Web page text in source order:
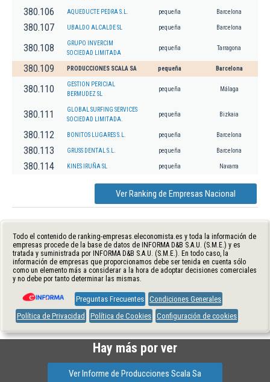
380.106 AQUEDUCTE PEDRA S.L. pequeña Barcelona
380.107 UBALDO ALCALDE SL pequeña Barcelona
380.108
GRUPO INVERCIM
SOCIEDAD LIMITADA
pequeña Tarragona
380.109 PRODUCCIONES SCALA SA pequeña Barcelona
380.110
GESTION PERICIAL
BERMUDEZ SL
pequeña Málaga
380.111
GLOBAL SURFING SERVICES
SOCIEDAD LIMITADA.
pequeña Bizkaia
380.112 BONITOS LUGARES S.L. pequeña Barcelona
380.113 GRUSS DENTAL S.L. pequeña Barcelona
380.114 KINES IRUÑA SL pequeña Navarra
Ver Ranking de Empresas Nacional
Todo el contenido de ranking-empresas.eleconomista.es y toda la información de
empresas procede de la base de datos de INFORMA D&B S.A.U. (S.M.E.) y es
tratada y suministrada por INFORMA D&B S.A.U. (S.M.E.). En todo caso, la
información de empresas que proporcionamos debe ser tenida en cuenta sólo
como un elemento más a considerar a la hora de adoptar decisiones comerciales
y no debe por tanto determinar las mismas.
Preguntas Frecuentes Condiciones Generales
Política de Privacidad
Política de Cookies Configuración de cookies
Hay más por ver
Ver Informe de Producciones Scala Sa